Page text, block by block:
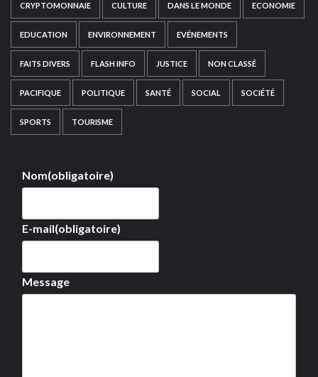
CRYPTOMONNAIE CULTURE DANS LE MONDE ECONOMIE
EDUCATION ENVIRONNEMENT EVÉNEMENTS
FAITS DIVERS FLASH INFO JUSTICE NON CLASSÉ
PACIFIQUE POLITIQUE SANTÉ SOCIAL SOCIÉTÉ
SPORTS TOURISME
Nom(obligatoire)
E-mail(obligatoire)
Message